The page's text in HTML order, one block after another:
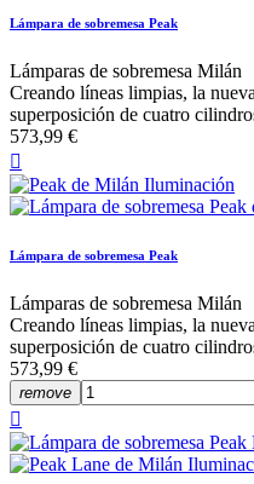
Lámpara de sobremesa Peak
Lámparas de sobremesa Milán
Creando líneas limpias, la
superposición de cuatro
573,99 €

Lámpara de sobremesa Peak
Lámparas de sobremesa Milán
Creando líneas limpias, la
superposición de cuatro
573,99 €
remove
